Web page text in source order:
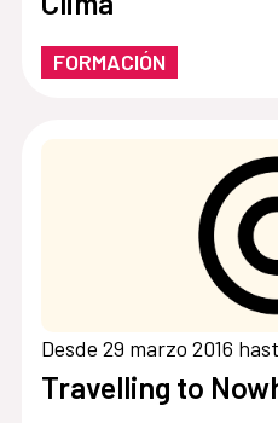
FORMACIÓN
Desde 29 marzo 2016
Travelling to